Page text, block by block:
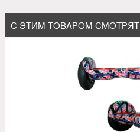
С ЭТИМ ТОВАРОМ СМОТРЯТ